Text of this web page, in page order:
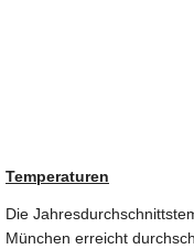
Temperaturen
Die
München erreicht